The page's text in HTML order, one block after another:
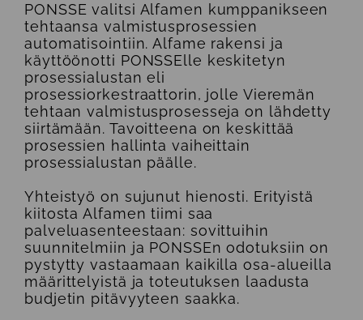
PONSSE valitsi Alfamen kumppanikseen
tehtaansa valmistusprosessien
automatisointiin. Alfame rakensi ja
käyttöönotti PONSSElle keskitetyn
prosessialustan eli
prosessiorkestraattorin, jolle Vieremän
tehtaan valmistusprosesseja on lähdetty
siirtämään. Tavoitteena on keskittää
prosessien hallinta vaiheittain
prosessialustan päälle.
Yhteistyö on sujunut hienosti. Erityistä
kiitosta Alfamen tiimi saa
palveluasenteestaan: sovittuihin
suunnitelmiin ja PONSSEn odotuksiin on
pystytty vastaamaan kaikilla osa-alueilla
määrittelyistä ja toteutuksen laadusta
budjetin pitävyyteen saakka.